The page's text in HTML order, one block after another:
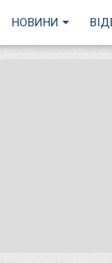
НОВИНИ